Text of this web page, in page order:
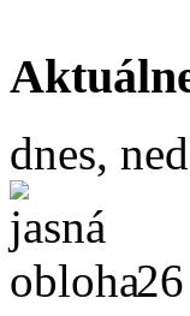
dnes,